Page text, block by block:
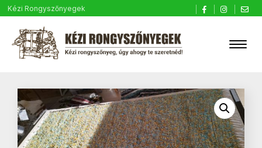
Kézi Rongyszőnyegek